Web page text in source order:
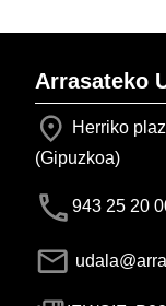
Arrasateko
Herriko
(Gipuzkoa)
943 25 20